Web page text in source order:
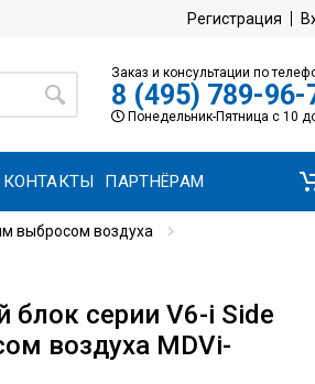
Регистрация
Заказ и консультации по
8 (495) 789-96-
Понедельник-Пятница с 10
КОНТАКТЫ ПАРТНЁРАМ
выбросом воздуха
серии V6-i Side
воздуха MDVi-